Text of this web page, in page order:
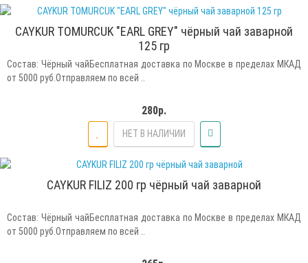
CAYKUR TOMURCUK "EARL GREY" чёрный чай заварной
125 гр
Состав: Чёрный чайБесплатная доставка по Москве в пределах МКАД
от 5000 руб.Отправляем по всей ..
280р.
НЕТ В НАЛИЧИИ
CAYKUR FILIZ 200 гр чёрный чай заварной
Состав: Чёрный чайБесплатная доставка по Москве в пределах МКАД
от 5000 руб.Отправляем по всей ..